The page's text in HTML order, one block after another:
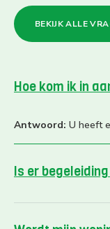
BEKIJK ALLE
Hoe kom ik in
Antwoord: U heeft
Is er